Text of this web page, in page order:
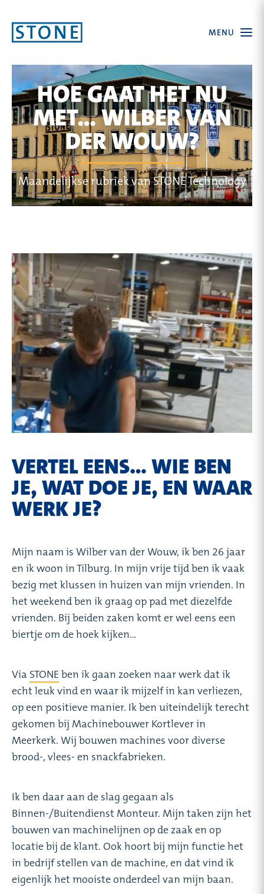
Ga
naar
Open
the
MENU
HOE GAAT HET NU
MET... WILBER VAN
DER WOUW?
Maandelijkse rubriek van STONE Technology
VERTEL EENS... WIE BEN
JE, WAT DOE JE, EN WAAR
WERK JE?
Mijn naam is Wilber van der Wouw, ik ben 26 jaar
en ik woon in Tilburg. In mijn vrije tijd ben ik vaak
bezig met klussen in huizen van mijn vrienden. In
het weekend ben ik graag op pad met diezelfde
vrienden. Bij beiden zaken komt er wel eens een
biertje om de hoek kijken…
Via STONE ben ik gaan zoeken naar werk dat ik
echt leuk vind en waar ik mijzelf in kan verliezen,
op een positieve manier. Ik ben uiteindelijk terecht
gekomen bij Machinebouwer Kortlever in
Meerkerk. Wij bouwen machines voor diverse
brood-, vlees- en snackfabrieken.
Ik ben daar aan de slag gegaan als
Binnen-/Buitendienst Monteur. Mijn taken zijn het
bouwen van machinelijnen op de zaak en op
locatie bij de klant. Ook hoort bij mijn functie het
in bedrijf stellen van de machine, en dat vind ik
eigenlijk het mooiste onderdeel van mijn baan.